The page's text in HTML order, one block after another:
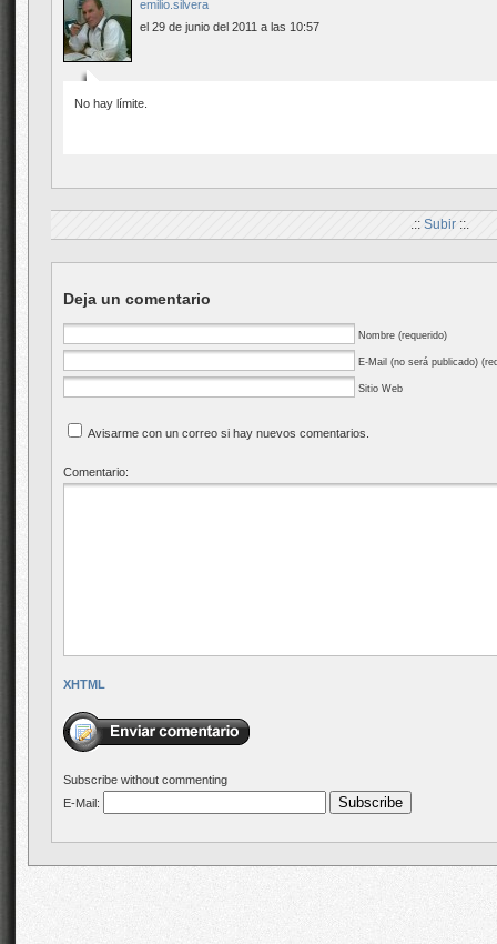
emilio.silvera
el 29 de junio del 2011 a las 10:57
No hay límite.
.:: Subir::.
Deja un comentario
Nombre (requerido)
E-Mail (no será publicado)
Sitio Web
Avisarme con un correo si hay nuevos comentarios.
Comentario:
XHTML
Subscribe without commenting
E-Mail: